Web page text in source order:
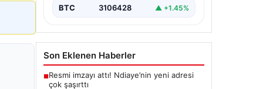
BTC 3106428 ▲ +1.45%
Son Eklenen Haberler
■Resmi imzayı attı! Ndiaye’nin yeni adresi
çok şaşırttı